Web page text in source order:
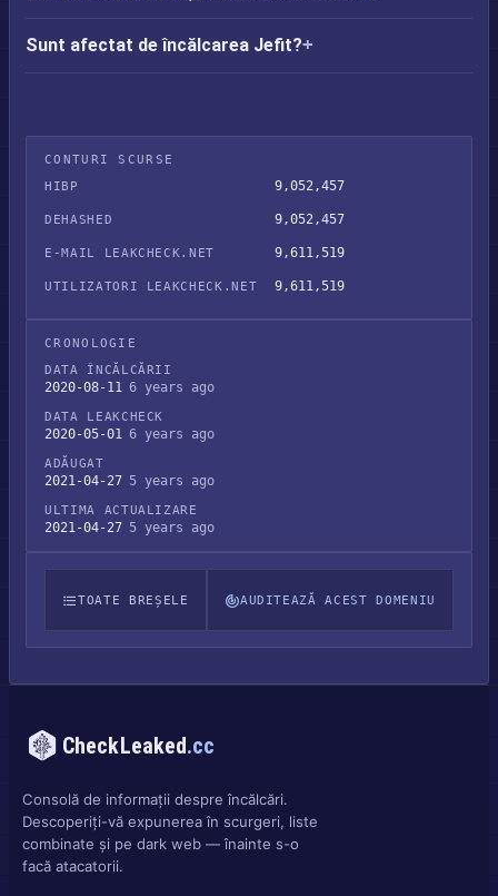
Sunt afectat de încălcarea Jefit?
CONTURI SCURSE
HIBP
9,052,457
DEHASHED 9,052,457
E-MAIL LEAKCHECK.NET 9,611,519
UTILIZATORI LEAKCHECK.NET 9,611,519
CRONOLOGIE
DATA ÎNCĂLCĂRII
2020-08-11 6 years ago
DATA LEAKCHECK
2020-05-01 6 years ago
ADĂUGAT
2021-04-27 5 years ago
ULTIMA ACTUALIZARE
2021-04-27 5 years ago
TOATE BREȘELE AUDITEAZĂ ACEST DOMENIU
CheckLeaked.cc
Consolă de informații despre încălcări.
Descoperiți-vă expunerea în scurgeri, liste
combinate și pe dark web — înainte s-o
facă atacatorii.